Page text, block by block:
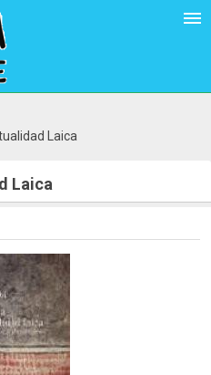
Laica
Laica